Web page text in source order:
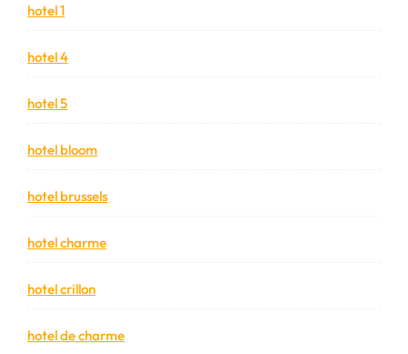
hotel 1
hotel 4
hotel 5
hotel bloom
hotel brussels
hotel charme
hotel crillon
hotel de charme